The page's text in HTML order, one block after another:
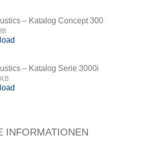
– Katalog Concept 300
– Katalog Serie 3000i
INFORMATIONEN